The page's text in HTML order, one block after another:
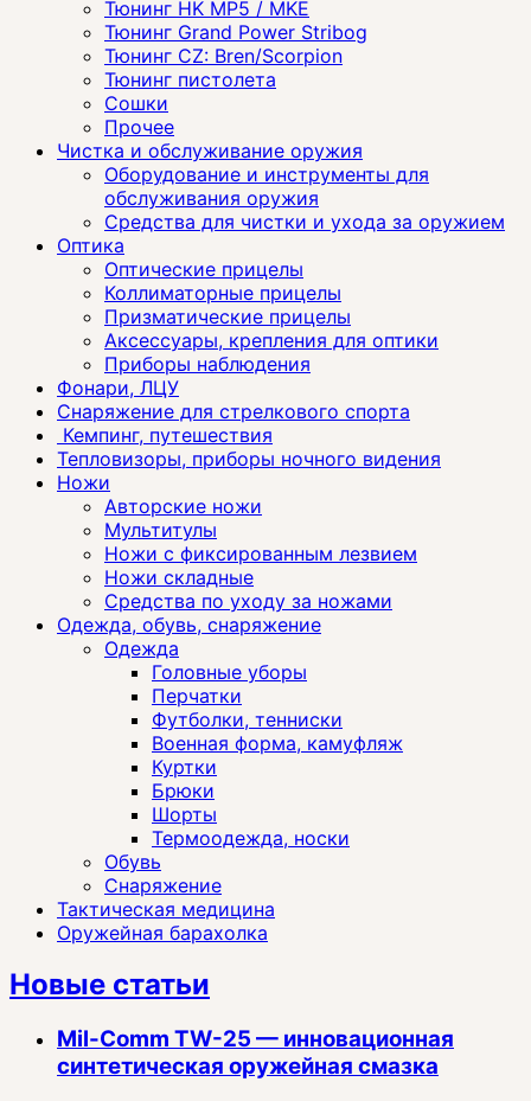
Тюнинг HK MP5 / MKE
Тюнинг Grand Power Stribog
Тюнинг CZ: Bren/Scorpion
Тюнинг пистолета
Сошки
Прочее
Чистка и обслуживание оружия
Оборудование и инструменты для
обслуживания оружия
Средства для чистки и ухода за оружием
Оптика
Оптические прицелы
Коллиматорные прицелы
Призматические прицелы
Аксессуары, крепления для оптики
Приборы наблюдения
Фонари, ЛЦУ
Снаряжение для стрелкового спорта
Кемпинг, путешествия
Тепловизоры, приборы ночного видения
Ножи
Авторские ножи
Мультитулы
Ножи с фиксированным лезвием
Ножи складные
Средства по уходу за ножами
Одежда, обувь, снаряжение
Одежда
Головные уборы
Перчатки
Футболки, тенниски
Военная форма, камуфляж
Куртки
Брюки
Шорты
Термоодежда, носки
Обувь
Снаряжение
Тактическая медицина
Оружейная барахолка
Новые статьи
Mil-Comm TW-25 — инновационная
синтетическая оружейная смазка